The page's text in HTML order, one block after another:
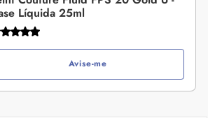
Líquida 25ml
Avise-me